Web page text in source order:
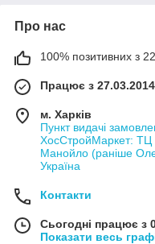
Про нас
100% позитивних з
Працює з 27.03.2014
м. Харків
Пункт видачі
ХосСтройМаркет:
Манойло (раніше
Україна
Контакти
Сьогодні працює з
Показати весь